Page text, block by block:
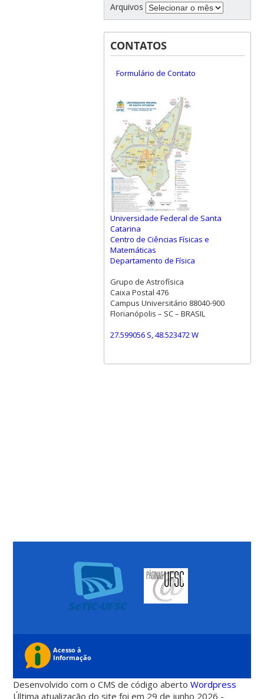
Arquivos
CONTATOS
Formulário de Contato
Universidade Federal de Santa
Catarina
Centro de Ciências Físicas e
Matemáticas
Departamento de Física
Grupo de Astrofísica
Caixa Postal 476
Campus Universitário 88040-900
Florianópolis – SC – BRASIL
27.599056 S, 48.523472 W
Desenvolvido com o CMS de código abertoWordpress
Última atualização do site foi em 29 de junho 2026 -